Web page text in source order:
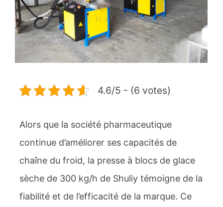
4.6/5 - (6 votes)
Alors que la société pharmaceutique
continue d’améliorer ses capacités de
chaîne du froid, la presse à blocs de glace
sèche de 300 kg/h de Shuliy témoigne de la
fiabilité et de l’efficacité de la marque. Ce